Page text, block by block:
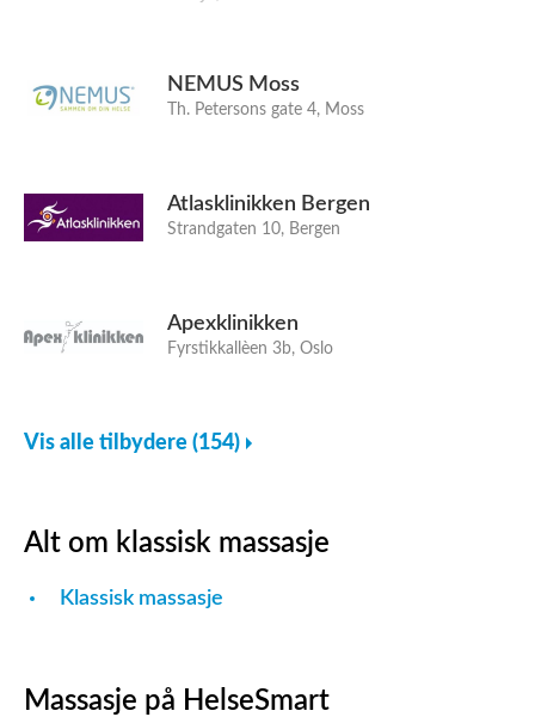
NEMUS Moss
Th. Petersons gate 4, Moss
Atlasklinikken Bergen
Strandgaten 10, Bergen
Apexklinikken
Fyrstikkallèen 3b, Oslo
Vis alle tilbydere (154)
Alt om klassisk massasje
Klassisk massasje
Massasje på HelseSmart